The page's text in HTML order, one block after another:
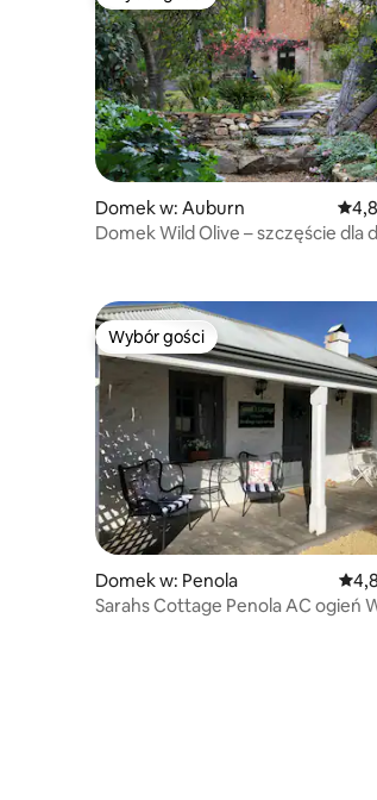
Domek w: Auburn
Domek Wild Olive – szczęście dla
Wybór gości
Wybór gości
Domek w: Penola
Sarahs Cottage Penola AC ogień